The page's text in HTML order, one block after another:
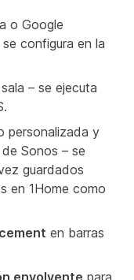
o Google
configura en la
– se ejecuta
personalizada y
Sonos – se
guardados
en 1Home como
en barras
envolvente para